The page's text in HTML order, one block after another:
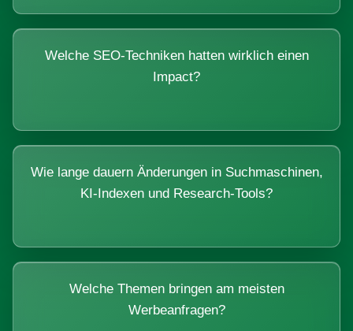
Welche SEO-Techniken hatten wirklich einen
Impact?
Wie lange dauern Änderungen in Suchmaschinen,
KI-Indexen und Research-Tools?
Welche Themen bringen am meisten
Werbeanfragen?